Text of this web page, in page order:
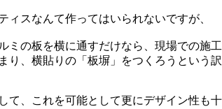
ィスなんて作ってはいられないですが、
ミの板を横に通すだけなら、現場での施工
り、横貼りの「板塀」をつくろうという訳
て、これを可能として更にデザイン性も